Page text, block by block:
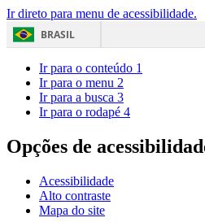
Ir direto para menu de acessibilidade.
BRASIL
Ir para o conteúdo 1
Ir para o menu 2
Ir para a busca 3
Ir para o rodapé 4
Opções de
Acessibilidade
Alto contraste
Mapa do site